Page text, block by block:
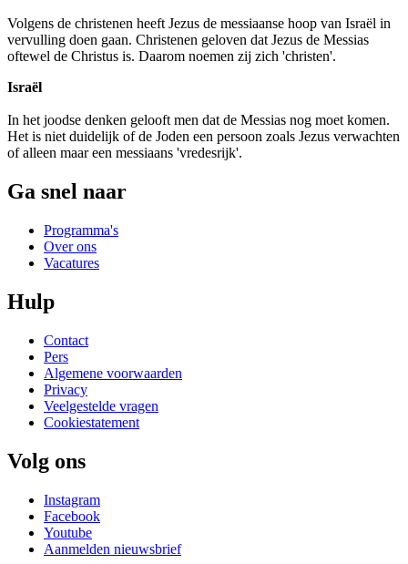
Volgens de christenen heeft Jezus de messiaanse hoop van Israël in
vervulling doen gaan. Christenen geloven dat Jezus de Messias
oftewel de Christus is. Daarom noemen zij zich 'christen'.
Israël
In het joodse denken gelooft men dat de Messias nog moet komen.
Het is niet duidelijk of de Joden een persoon zoals Jezus verwachten
of alleen maar een messiaans 'vredesrijk'.
Ga snel naar
Programma's
Over ons
Vacatures
Hulp
Contact
Pers
Algemene voorwaarden
Privacy
Veelgestelde vragen
Cookiestatement
Volg ons
Instagram
Facebook
Youtube
Aanmelden nieuwsbrief